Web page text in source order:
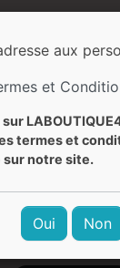
gingembre,
aux
et
termes et
sur notre site.
Oui Non